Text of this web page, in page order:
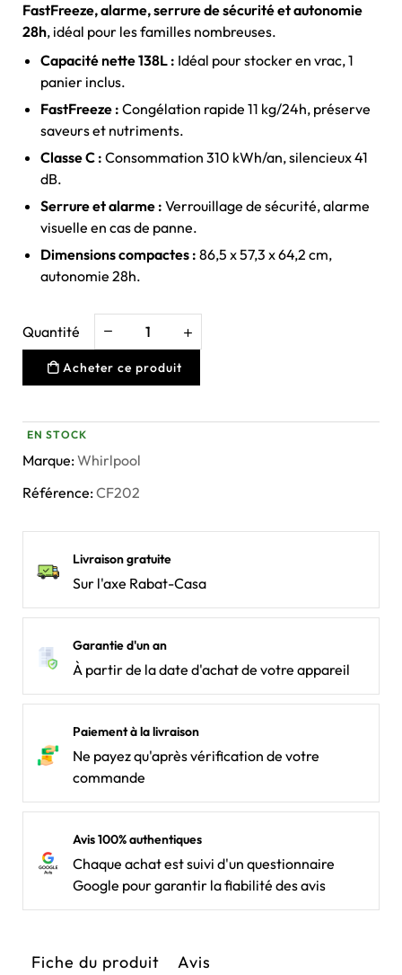
FastFreeze, alarme, serrure de sécurité et autonomie
28h, idéal pour les familles nombreuses.
Capacité nette 138L : Idéal pour stocker en vrac, 1
panier inclus.
FastFreeze : Congélation rapide 11 kg/24h, préserve
saveurs et nutriments.
Classe C : Consommation 310 kWh/an, silencieux 41
dB.
Serrure et alarme : Verrouillage de sécurité, alarme
visuelle en cas de panne.
Dimensions compactes : 86,5 x 57,3 x 64,2 cm,
autonomie 28h.
Quantité
Acheter ce produit
EN STOCK
Marque:Whirlpool
Référence:CF202
Livraison gratuite
Sur l'axe Rabat-Casa
Garantie d'un an
À partir de la date d'achat de votre appareil
Paiement à la livraison
Ne payez qu'après vérification de votre
commande
Avis 100% authentiques
Chaque achat est suivi d'un questionnaire
Google pour garantir la fiabilité des avis
Fiche du produit Avis